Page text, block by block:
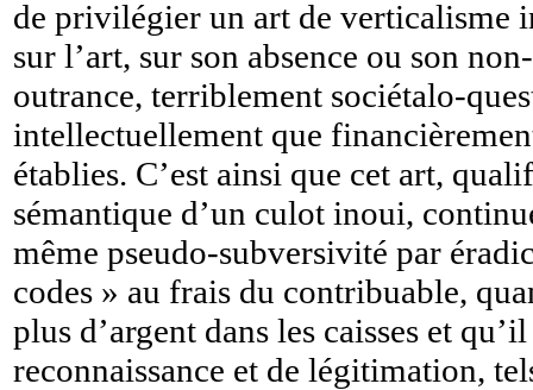
de privilégier un art de verticalisme
sur l’art, sur son absence ou son
outrance, terriblement sociétalo-
intellectuellement que
établies. C’est ainsi que cet art,
sémantique d’un culot inoui,
même pseudo-subversivité par
codes » au frais du contribuable,
plus d’argent dans les caisses et
reconnaissance et de légitimation,